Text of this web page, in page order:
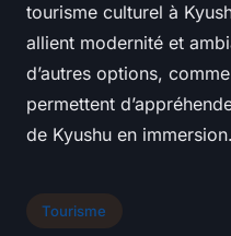
tourisme culturel à
allient modernité et
d’autres options,
permettent
de Kyushu en immersion.
Tourisme